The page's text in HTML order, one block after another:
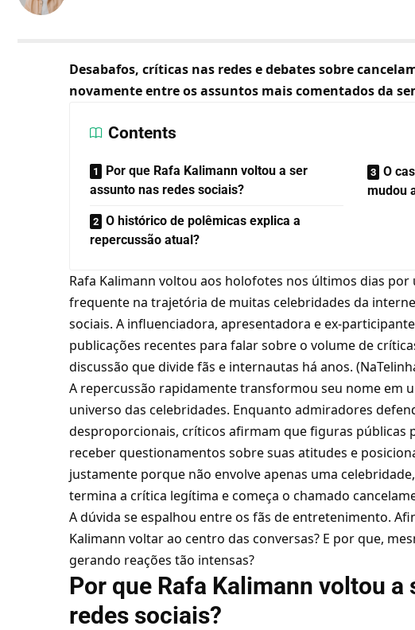
Desabafos, críticas nas redes e debates sobre
novamente entre os assuntos mais comentados da
Contents
Por que Rafa Kalimann voltou a ser
assunto nas redes sociais?
O histórico de polêmicas explica a
repercussão atual?
O
mudou
Rafa Kalimann voltou aos holofotes nos últimos dias
frequente na trajetória de muitas celebridades da
sociais. A influenciadora, apresentadora e ex-
publicações recentes para falar sobre o volume de
discussão que divide fãs e internautas há anos. (
A repercussão rapidamente transformou seu nome em
universo das celebridades. Enquanto admiradores
desproporcionais, críticos afirmam que figuras públicas
receber questionamentos sobre suas atitudes e
justamente porque não envolve apenas uma
termina a crítica legítima e começa o chamado
A dúvida se espalhou entre os fãs de entretenimento.
Kalimann voltar ao centro das conversas? E por que,
gerando reações tão intensas?
Por que Rafa Kalimann voltou a
redes sociais?